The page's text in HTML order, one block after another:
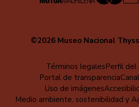
©2026 Museo Nacional
Pie
Términos legalesPerfil
Portal de transparencia
Uso de imágenes
Medio ambiente, sostenibilidad y